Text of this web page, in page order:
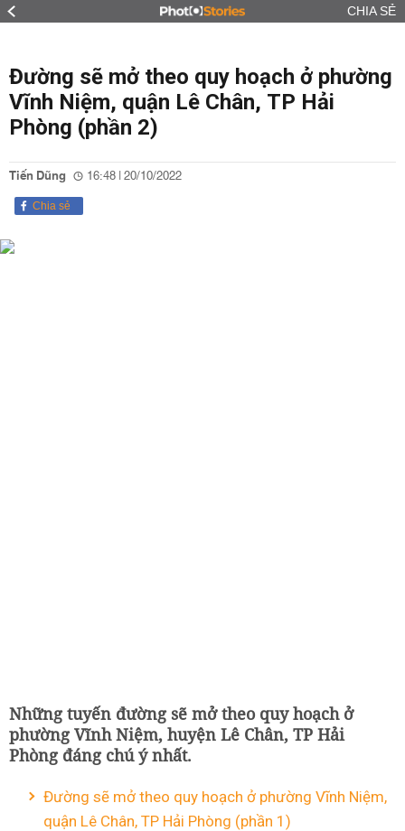
CHIA SẺ
Đường sẽ mở theo quy hoạch ở phường
Vĩnh Niệm, quận Lê Chân, TP Hải
Phòng (phần 2)
Tiến Dũng 16:48 | 20/10/2022
Chia sẻ
Những tuyến đường sẽ mở theo quy hoạch ở
phường Vĩnh Niệm, huyện Lê Chân, TP Hải
Phòng đáng chú ý nhất.
Đường sẽ mở theo quy hoạch ở phường Vĩnh Niệm,
quận Lê Chân, TP Hải Phòng (phần 1)